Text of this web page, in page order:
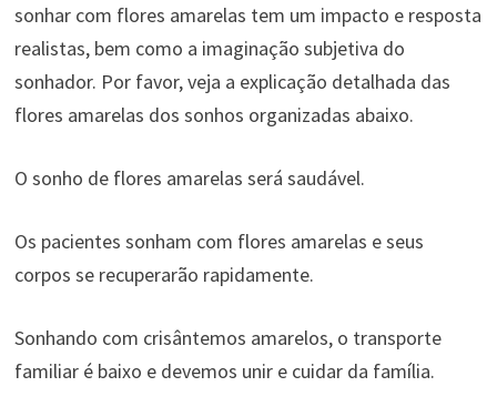
sonhar com flores amarelas tem um impacto e resposta
realistas, bem como a imaginação subjetiva do
sonhador. Por favor, veja a explicação detalhada das
flores amarelas dos sonhos organizadas abaixo.
O sonho de flores amarelas será saudável.
Os pacientes sonham com flores amarelas e seus
corpos se recuperarão rapidamente.
Sonhando com crisântemos amarelos, o transporte
familiar é baixo e devemos unir e cuidar da família.